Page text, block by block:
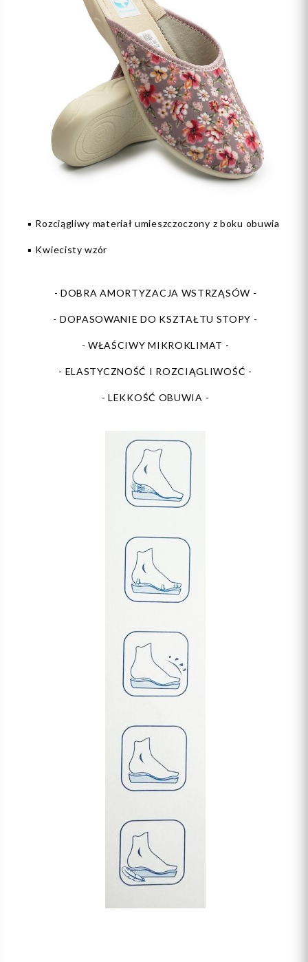
▪️ Rozciągliwy materiał umieszczoczony z boku obuwia
▪️ Kwiecisty wzór
- DOBRA AMORTYZACJA WSTRZĄSÓW -
- DOPASOWANIE DO KSZTAŁTU STOPY -
- WŁAŚCIWY MIKROKLIMAT -
- ELASTYCZNOŚĆ I ROZCIĄGLIWOŚĆ -
- LEKKOŚĆ OBUWIA -